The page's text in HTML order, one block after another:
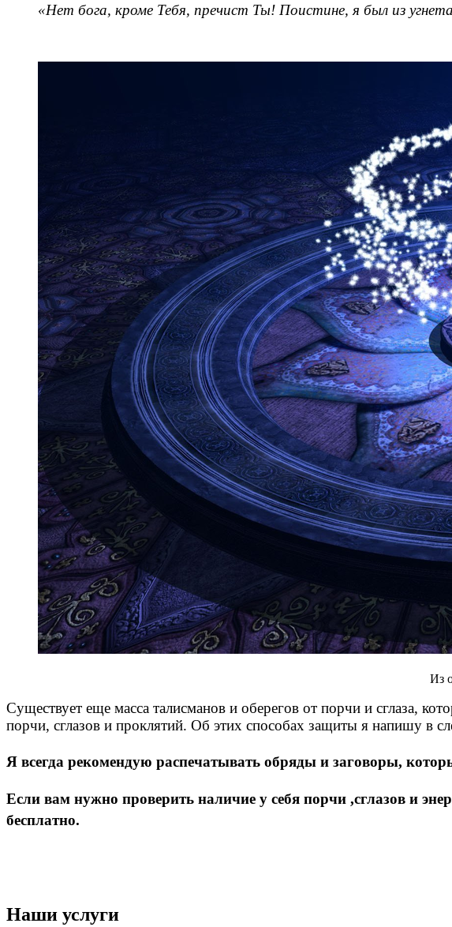
«Нет бога, кроме Тебя, пречист Ты! Поистине, я был из
Из
Существует еще масса талисманов и оберегов от порчи и сглаза,
порчи, сглазов и проклятий. Об этих способах защиты я напишу в
Я всегда рекомендую распечатывать обряды и заговоры,
Если вам нужно проверить наличие у себя порчи ,сглазов и
бесплатно.
Наши услуги